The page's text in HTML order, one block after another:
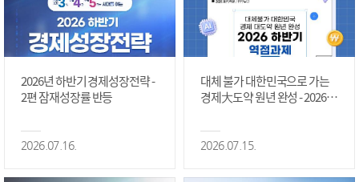
2026년 하반기 경제성장전략 -
2편 잠재성장률 반등
2026.07.16.
대체 불가 대한민국으로 가는
경제大도약 원년 완성 - 2026 하
2026.07.15.